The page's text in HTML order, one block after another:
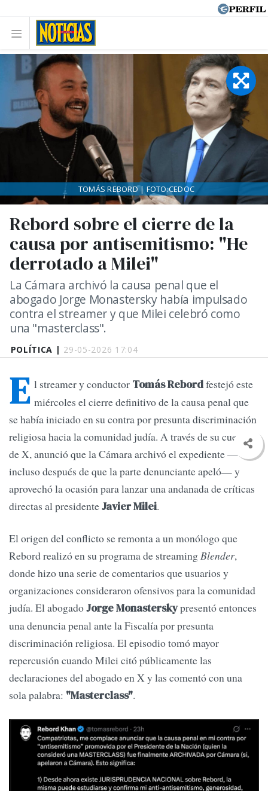
POLÍTICA | 29-05-2026 17:04
Rebord sobre el cierre de la
causa por antisemitismo: "He
derrotado a Milei"
La Cámara archivó la causa penal que el
abogado Jorge Monastersky había impulsado
contra el streamer y que Milei celebró como
una "masterclass".
TOMÁS REBORD | FOTO:CEDOC
E l streamer y conductor Tomás Rebordfestejó este
miércoles el cierre definitivo de la causa penal que
se había iniciado en su contra por presunta discriminación
religiosa hacia la comunidad judía. A través de su cuenta
de X, anunció que la Cámara archivó el expediente —
incluso después de que la parte denunciante apeló— y
aprovechó la ocasión para lanzar una andanada de críticas
directas al presidenteJavier Milei.
El origen del conflicto se remonta a un monólogo que
Rebord realizó en su programa de streamingBlender,
donde hizo una serie de comentarios que usuarios y
organizaciones consideraron ofensivos para la comunidad
judía. El abogadoJorge Monasterskypresentó entonces
una denuncia penal ante la Fiscalía por presunta
discriminación religiosa. El episodio tomó mayor
repercusión cuando Milei citó públicamente las
declaraciones del abogado en X y las comentó con una
sola palabra: "Masterclass".